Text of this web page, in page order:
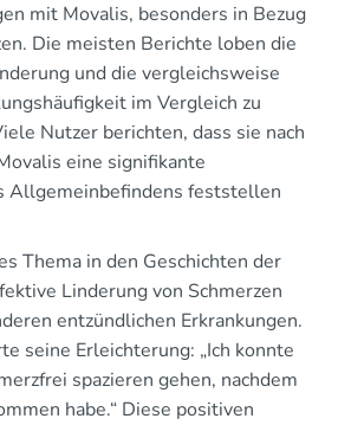
mit Movalis, besonders in Bezug
Die meisten Berichte loben die
und die vergleichsweise
im Vergleich zu
Nutzer berichten, dass sie nach
eine signifikante
Allgemeinbefindens feststellen
Thema in den Geschichten der
Linderung von Schmerzen
entzündlichen Erkrankungen.
seine Erleichterung: „Ich konnte
spazieren gehen, nachdem
habe.“ Diese positiven